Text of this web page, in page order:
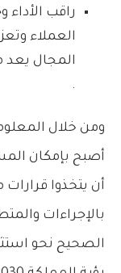
راقب الأداء
العملاء
المجال
.
ومن خلال
أصبح بإمكان
أن يتخذوا
بالإجراءات
الصحيح نحو